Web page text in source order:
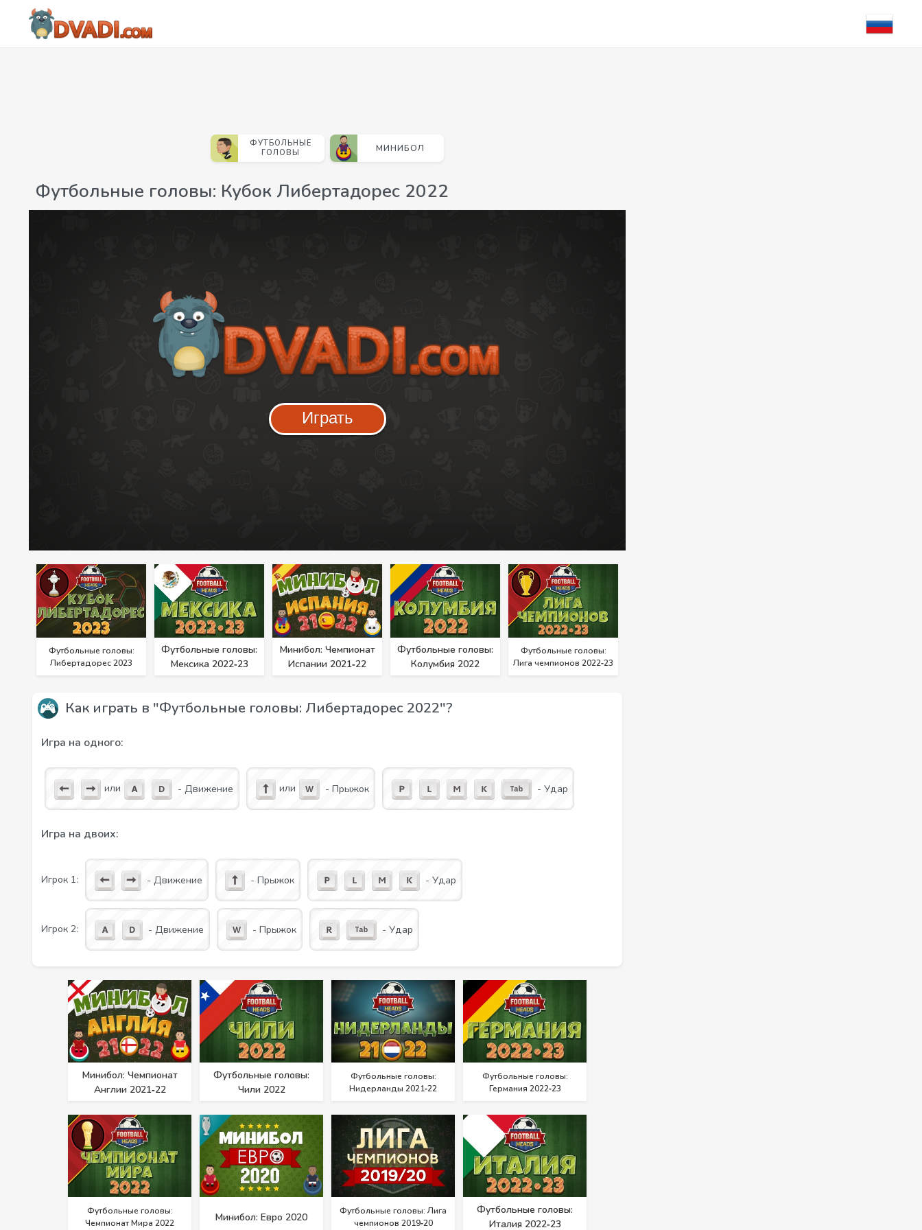
ФУТБОЛЬНЫЕ
ГОЛОВЫ
МИНИБОЛ
Футбольные головы: Кубок Либертадорес 2022
Играть
Футбольные головы:
Либертадорес 2023
Футбольные головы:
Мексика 2022‑23
Минибол: Чемпионат
Испании 2021‑22
Футбольные головы:
Колумбия 2022
Футбольные головы:
Лига чемпионов 2022‑23
Как играть в "Футбольные головы: Либертадорес 2022"?
Игра на одного:
или - Движение или - Прыжок - Удар
Игра на двоих:
Игрок 1: - Движение - Прыжок - Удар
Игрок 2: - Движение - Прыжок - Удар
Минибол: Чемпионат
Англии 2021‑22
Футбольные головы:
Чили 2022
Футбольные головы:
Нидерланды 2021‑22
Футбольные головы:
Германия 2022‑23
Футбольные головы:
Чемпионат Мира 2022
Минибол: Евро 2020
Футбольные головы: Лига
чемпионов 2019‑20
Футбольные головы:
Италия 2022‑23